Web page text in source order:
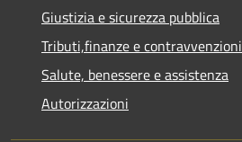
Giustizia e sicurezza pubblica
Tributi,finanze e contravvenzioni
Salute, benessere e assistenza
Autorizzazioni